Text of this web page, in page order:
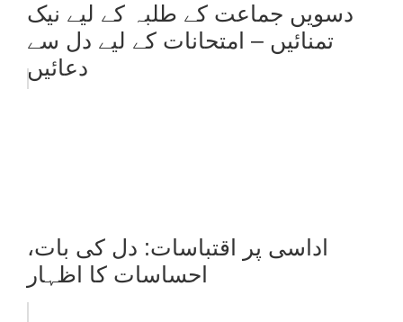
دسویں جماعت کے طلبہ کے لیے نیک
تمنائیں – امتحانات کے لیے دل سے
دعائیں
اداسی پر اقتباسات: دل کی بات،
احساسات کا اظہار